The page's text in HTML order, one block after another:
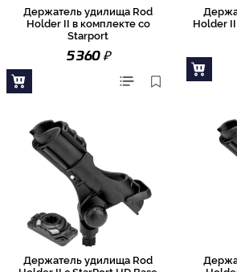
Держатель удилища Rod
Holder II в комплекте со
Starport
5 360₽
Holder
Держатель удилища Rod